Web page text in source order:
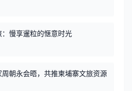
慢享暹粒的惬意时光
朝永会晤，共推柬埔寨文旅资源